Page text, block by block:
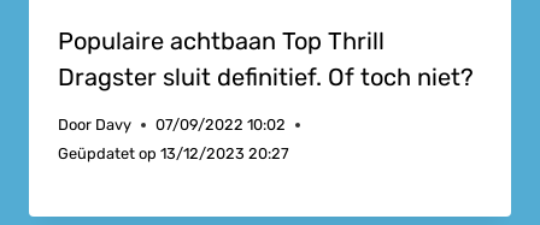
Populaire achtbaan Top Thrill
Dragster sluit definitief. Of toch niet?
Door Davy
07/09/2022 10:02
Geüpdatet op 13/12/2023 20:27